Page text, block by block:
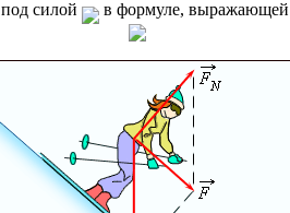
силой в формуле,